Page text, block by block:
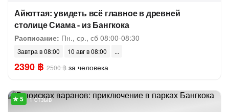
Айюттая: увидеть всё главное в древней
столице Сиама - из Бангкока
Расписание: Пн., ср., сб 08:00-08:30
Завтра в 08:00 10 авг в 08:00
2390 ฿ 2500 ฿ за человека
1 отзыв